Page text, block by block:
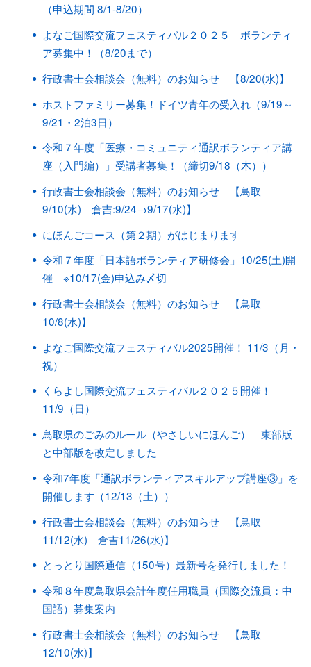
（申込期間 8/1-8/20）
よなご国際交流フェスティバル２０２５ ボランティ
ア募集中！（8/20まで）
行政書士会相談会（無料）のお知らせ 【8/20(水)】
ホストファミリー募集！ドイツ青年の受入れ（9/19～
9/21・2泊3日）
令和７年度「医療・コミュニティ通訳ボランティア講
座（入門編）」受講者募集！（締切9/18（木））
行政書士会相談会（無料）のお知らせ 【鳥取
9/10(水) 倉吉:9/24→9/17(水)】
にほんごコース（第２期）がはじまります
令和７年度「日本語ボランティア研修会」10/25(土)開
催 ※10/17(金)申込み〆切
行政書士会相談会（無料）のお知らせ 【鳥取
10/8(水)】
よなご国際交流フェスティバル2025開催！ 11/3（月・
祝）
くらよし国際交流フェスティバル２０２５開催！
11/9（日）
鳥取県のごみのルール（やさしいにほんご） 東部版
と中部版を改定しました
令和7年度「通訳ボランティアスキルアップ講座③」を
開催します（12/13（土））
行政書士会相談会（無料）のお知らせ 【鳥取
11/12(水) 倉吉11/26(水)】
とっとり国際通信（150号）最新号を発行しました！
令和８年度鳥取県会計年度任用職員（国際交流員：中
国語）募集案内
行政書士会相談会（無料）のお知らせ 【鳥取
12/10(水)】